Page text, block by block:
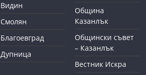
Видин
Смолян
Благоевград
Дупница
Община
Казанлък
Общински съвет
– Казанлък
Вестник Искра